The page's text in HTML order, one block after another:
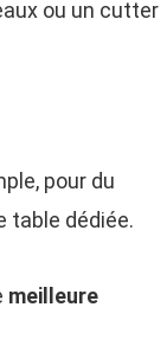
ou un cutter
pour du
table dédiée.
meilleure